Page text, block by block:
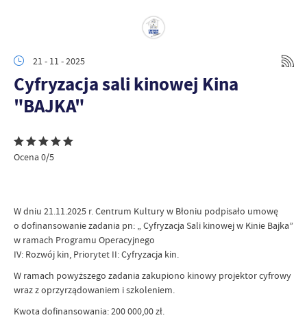
21 - 11 - 2025
Cyfryzacja sali kinowej Kina
"BAJKA"
Ocena 0/5
W dniu 21.11.2025 r. Centrum Kultury w Błoniu podpisało umowę
o dofinansowanie zadania pn: „ Cyfryzacja Sali kinowej w Kinie Bajka”
w ramach Programu Operacyjnego
IV: Rozwój kin, Priorytet II: Cyfryzacja kin.
W ramach powyższego zadania zakupiono kinowy projektor cyfrowy
wraz z oprzyrządowaniem i szkoleniem.
Kwota dofinansowania: 200 000,00 zł.